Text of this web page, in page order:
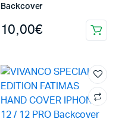
Backcover
10,00€